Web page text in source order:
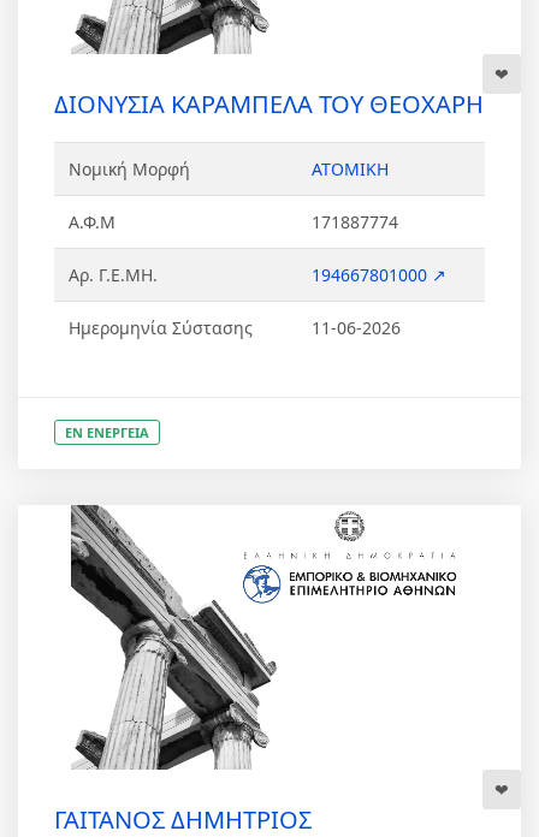
ΔΙΟΝΥΣΙΑ ΚΑΡΑΜΠΕΛΑ ΤΟΥ ΘΕΟΧΑΡΗ
Νομική Μορφή ΑΤΟΜΙΚΗ
Α.Φ.Μ 171887774
Αρ. Γ.Ε.ΜΗ. 194667801000 ↗
Ημερομηνία Σύστασης 11-06-2026
ΕΝ ΕΝΕΡΓΕΙΑ
ΓΑΙΤΑΝΟΣ ΔΗΜΗΤΡΙΟΣ